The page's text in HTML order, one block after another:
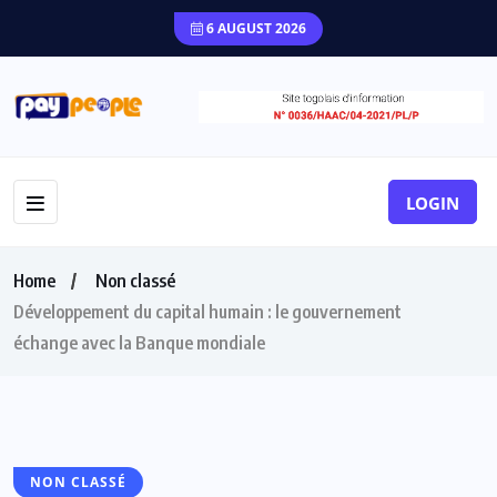
6 AUGUST 2026
LOGIN
Home
Non classé
Développement du capital humain : le gouvernement
échange avec la Banque mondiale
NON CLASSÉ